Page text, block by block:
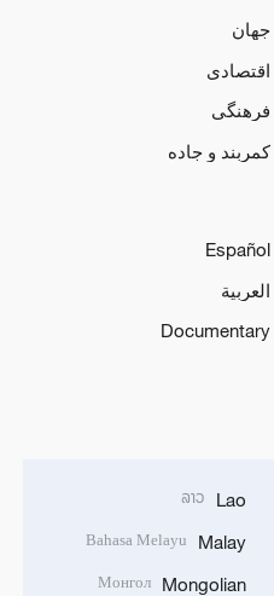
جهان
اقتصادی
فرهنگی
کمربند و جاده
Español
العربية
Documentary
Lao
ລາວ
Malay
Bahasa Melayu
Mongolian
Монгол